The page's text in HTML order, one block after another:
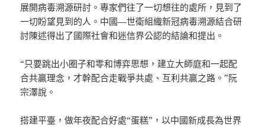
展開病毒溯源研討。專家們往了一切想往的處所，見到了
一切盼望見到的人。中國—世衛組織新冠病毒溯源結合研
討陳述得出了國際社會和迷信界公認的結論和提出。
“只要跳出小圈子和零和博弈思想，建立大師庭和一起配
合共贏理念，才幹配合走戰爭共處、互利共贏之路。”阮
宗澤說。
搭建平臺，做年夜配合好處“蛋糕”，以中國新成長為世界